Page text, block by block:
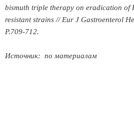
bismuth triple therapy on eradication of
resistant strains // Eur J Gastroenterol
P.709-712.
Источник: по материалам